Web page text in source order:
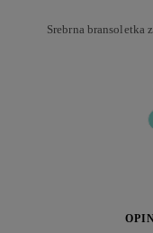
Srebrna bransoletka